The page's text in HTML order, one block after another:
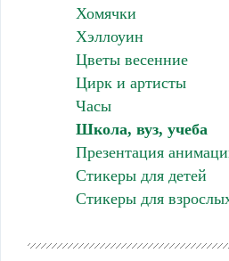
Хомячки
Хэллоуин
Цветы весенние
Цирк и артисты
Часы
Школа, вуз, учеба
Презентация
Стикеры для детей
Стикеры для